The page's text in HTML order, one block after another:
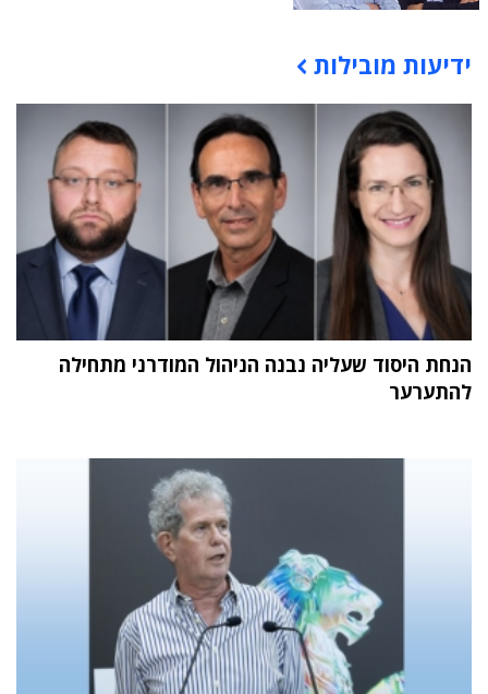
תוכן פרסומי
ידיעות מובילות
הנחת היסוד שעליה נבנה הניהול המודרני מתחילה
להתערער